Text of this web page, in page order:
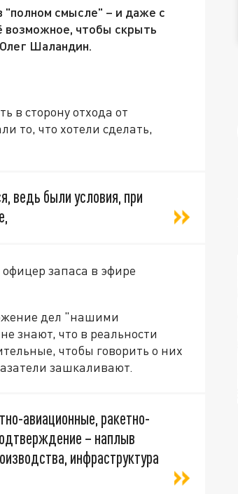
"полном смысле" – и даже с
возможное, чтобы скрыть
Шаландин.
в сторону отхода от
то, что хотели сделать,
ведь были условия, при
запаса в эфире
дел "нашими
знают, что в реальности
чтобы говорить о них
зашкаливают.
авиационные, ракетно-
– наплыв
инфраструктура